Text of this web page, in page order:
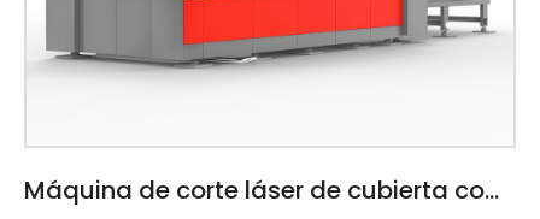
Máquina de corte láser de cubierta completa de alto rendimiento